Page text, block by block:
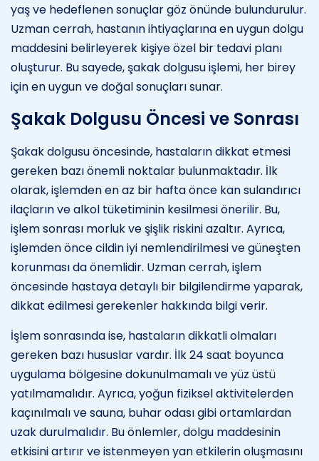
yaş ve hedeflenen sonuçlar göz önünde bulundurulur.
Uzman cerrah, hastanın ihtiyaçlarına en uygun dolgu
maddesini belirleyerek kişiye özel bir tedavi planı
oluşturur. Bu sayede, şakak dolgusu işlemi, her birey
için en uygun ve doğal sonuçları sunar.
Şakak Dolgusu Öncesi ve Sonrası
Şakak dolgusu öncesinde, hastaların dikkat etmesi
gereken bazı önemli noktalar bulunmaktadır. İlk
olarak, işlemden en az bir hafta önce kan sulandırıcı
ilaçların ve alkol tüketiminin kesilmesi önerilir. Bu,
işlem sonrası morluk ve şişlik riskini azaltır. Ayrıca,
işlemden önce cildin iyi nemlendirilmesi ve güneşten
korunması da önemlidir. Uzman cerrah, işlem
öncesinde hastaya detaylı bir bilgilendirme yaparak,
dikkat edilmesi gerekenler hakkında bilgi verir.
İşlem sonrasında ise, hastaların dikkatli olmaları
gereken bazı hususlar vardır. İlk 24 saat boyunca
uygulama bölgesine dokunulmamalı ve yüz üstü
yatılmamalıdır. Ayrıca, yoğun fiziksel aktivitelerden
kaçınılmalı ve sauna, buhar odası gibi ortamlardan
uzak durulmalıdır. Bu önlemler, dolgu maddesinin
etkisini artırır ve istenmeyen yan etkilerin oluşmasını